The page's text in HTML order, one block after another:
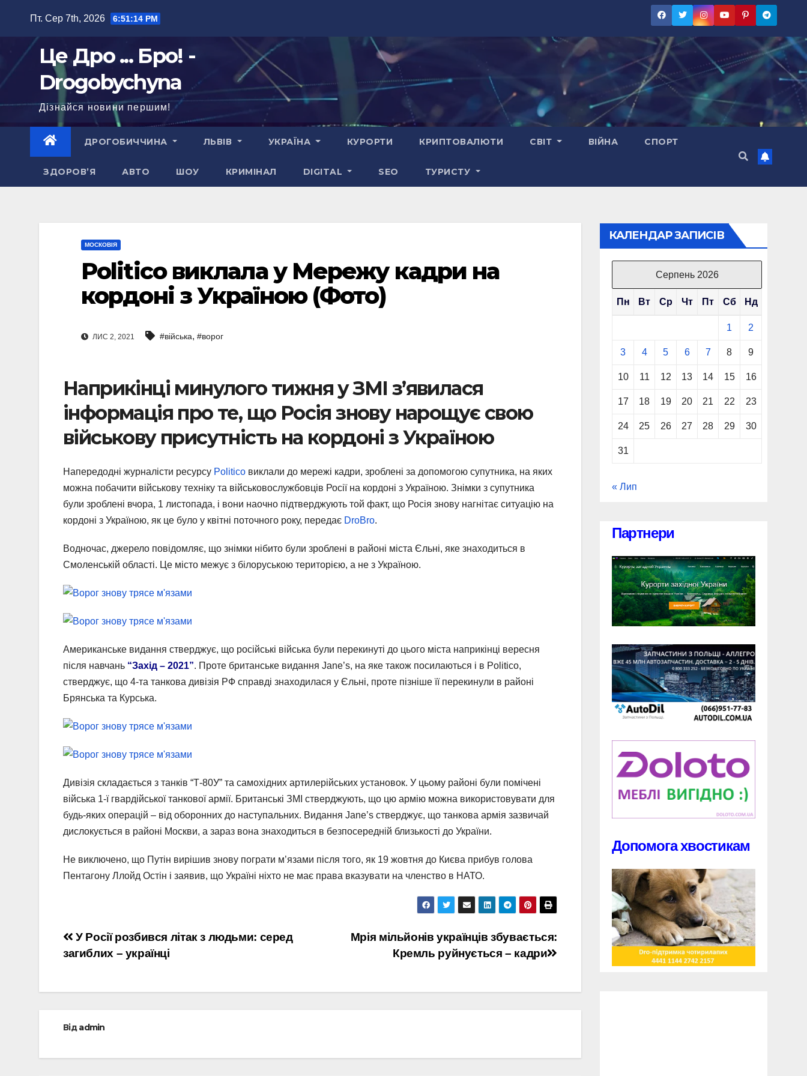
Пт. Сер 7th, 2026 6:51:15 PM
Це Дро ... Бро! -
Drogobychyna
Дізнайся новини першим!
ДРОГОБИЧЧИНА ЛЬВІВ УКРАЇНА КУРОРТИ КРИПТОВАЛЮТИ СВІТ ВІЙНА СПОРТ
ЗДОРОВ’Я АВТО ШОУ КРИМІНАЛ DIGITAL SEO ТУРИСТУ
МОСКОВІЯ
Politico виклала у Мережу кадри на
кордоні з Україною (Фото)
ЛИС 2, 2021 #війська, #ворог
Наприкінці минулого тижня у ЗМІ з’явилася
інформація про те, що Росія знову нарощує свою
військову присутність на кордоні з Україною
Напередодні журналісти ресурсу Politico виклали до мережі кадри, зроблені за допомогою супутника, на яких
можна побачити військову техніку та військовослужбовців Росії на кордоні з Україною. Знімки з супутника
були зроблені вчора, 1 листопада, і вони наочно підтверджують той факт, що Росія знову нагнітає ситуацію на
кордоні з Україною, як це було у квітні поточного року, передає DroBro.
Водночас, джерело повідомляє, що знімки нібито були зроблені в районі міста Єльні, яке знаходиться в
Смоленській області. Це місто межує з білоруською територією, а не з Україною.
Американське видання стверджує, що російські війська були перекинуті до цього міста наприкінці вересня
після навчань “Захід – 2021”. Проте британське видання Jane’s, на яке також посилаються і в Politico,
стверджує, що 4-та танкова дивізія РФ справді знаходилася у Єльні, проте пізніше її перекинули в районі
Брянська та Курська.
Дивізія складається з танків “Т-80У” та самохідних артилерійських установок. У цьому районі були помічені
війська 1-ї гвардійської танкової армії. Британські ЗМІ стверджують, що цю армію можна використовувати для
будь-яких операцій – від оборонних до наступальних. Видання Jane’s стверджує, що танкова армія зазвичай
дислокується в районі Москви, а зараз вона знаходиться в безпосередній близькості до України.
Не виключено, що Путін вирішив знову пограти м’язами після того, як 19 жовтня до Києва прибув голова
Пентагону Ллойд Остін і заявив, що Україні ніхто не має права вказувати на членство в НАТО.
Навігація
записів
Мрія мільйонів українців збувається:
Кремль руйнується – кадри
У Росії розбився літак з людьми: серед
загиблих – українці
Відadmin
КАЛЕНДАР ЗАПИСІВ
Серпень 2026
Пн Вт Ср Чт Пт Сб Нд
1 2
3 4 5 6 7 8 9
10 11 12 13 14 15 16
17 18 19 20 21 22 23
24 25 26 27 28 29 30
31
« Лип
Партнери
Допомога хвостикам